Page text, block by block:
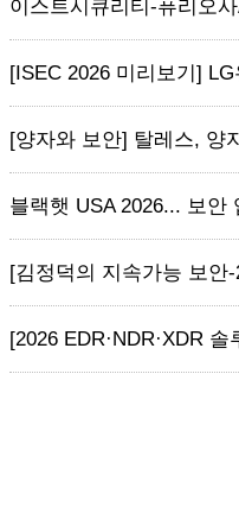
이스트시큐리티-퓨리오
[ISEC 2026 미리보기]
[양자와 보안] 탈레스, 양
블랙햇 USA 2026... 보안
[김정덕의 지속가능 보안
[2026 EDR·NDR·XDR